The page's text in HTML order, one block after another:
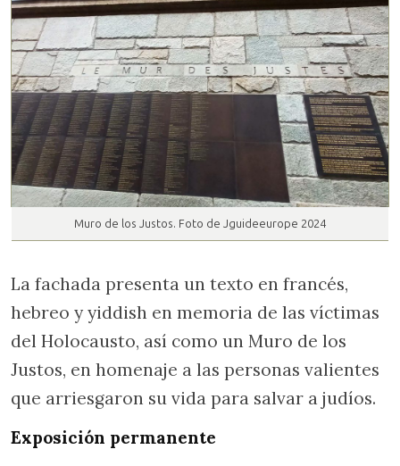
Muro de los Justos. Foto de Jguideeurope 2024
La fachada presenta un texto en francés,
hebreo y yiddish en memoria de las víctimas
del Holocausto, así como un Muro de los
Justos, en homenaje a las personas valientes
que arriesgaron su vida para salvar a judíos.
Exposición permanente